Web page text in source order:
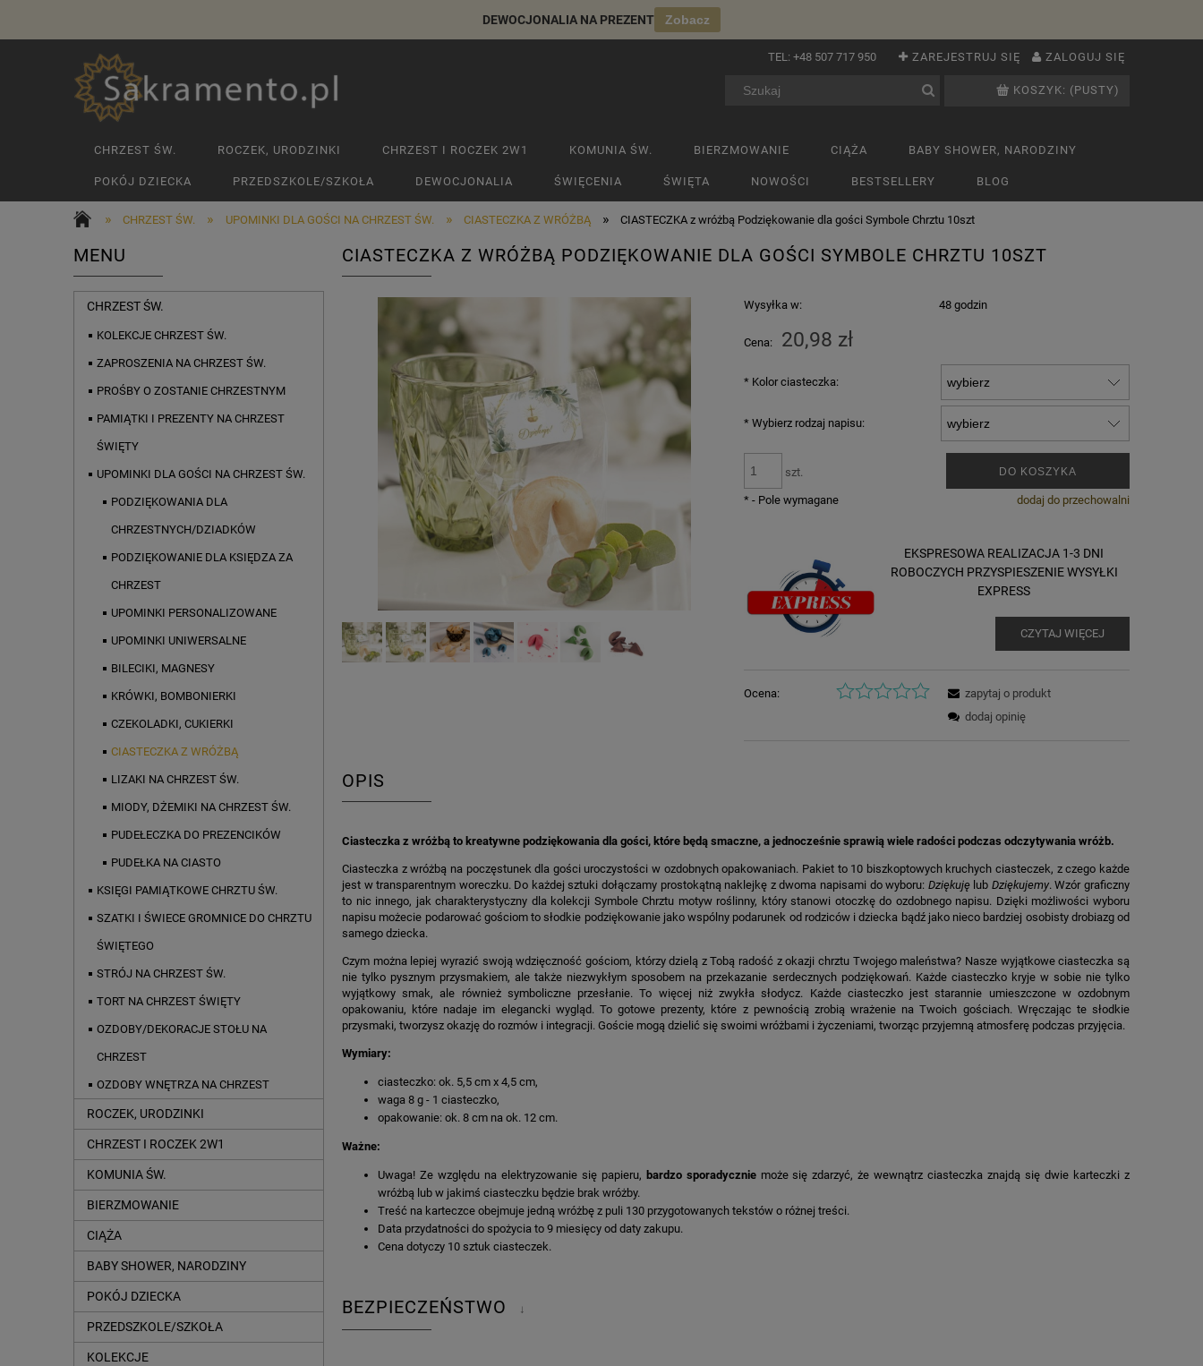
DEWOCJONALIA NA PREZENT Zobacz
ZAREJESTRUJ SIĘ ZALOGUJ SIĘ
TEL: +48 507 717 950
KOSZYK: (PUSTY)
CHRZEST ŚW. ROCZEK, URODZINKI CHRZEST I ROCZEK 2W1 KOMUNIA ŚW. BIERZMOWANIE CIĄŻA BABY SHOWER, NARODZINY
POKÓJ DZIECKA PRZEDSZKOLE/SZKOŁA DEWOCJONALIA ŚWIĘCENIA ŚWIĘTA NOWOŚCI BESTSELLERY BLOG
» CHRZEST ŚW. » UPOMINKI DLA GOŚCI NA CHRZEST ŚW. » CIASTECZKA Z WRÓŻBĄ » CIASTECZKA z wróżbą Podziękowanie dla gości Symbole Chrztu 10szt
MENU
CHRZEST ŚW.
KOLEKCJE CHRZEST ŚW.
ZAPROSZENIA NA CHRZEST ŚW.
PROŚBY O ZOSTANIE CHRZESTNYM
PAMIĄTKI I PREZENTY NA CHRZEST
ŚWIĘTY
UPOMINKI DLA GOŚCI NA CHRZEST ŚW.
PODZIĘKOWANIA DLA
CHRZESTNYCH/DZIADKÓW
PODZIĘKOWANIE DLA KSIĘDZA ZA
CHRZEST
UPOMINKI PERSONALIZOWANE
UPOMINKI UNIWERSALNE
BILECIKI, MAGNESY
KRÓWKI, BOMBONIERKI
CZEKOLADKI, CUKIERKI
CIASTECZKA Z WRÓŻBĄ
LIZAKI NA CHRZEST ŚW.
MIODY, DŻEMIKI NA CHRZEST ŚW.
PUDEŁECZKA DO PREZENCIKÓW
PUDEŁKA NA CIASTO
KSIĘGI PAMIĄTKOWE CHRZTU ŚW.
SZATKI I ŚWIECE GROMNICE DO CHRZTU
ŚWIĘTEGO
STRÓJ NA CHRZEST ŚW.
TORT NA CHRZEST ŚWIĘTY
OZDOBY/DEKORACJE STOŁU NA
CHRZEST
OZDOBY WNĘTRZA NA CHRZEST
ROCZEK, URODZINKI
CHRZEST I ROCZEK 2W1
KOMUNIA ŚW.
BIERZMOWANIE
CIĄŻA
BABY SHOWER, NARODZINY
POKÓJ DZIECKA
PRZEDSZKOLE/SZKOŁA
KOLEKCJE
CIASTECZKA Z WRÓŻBĄ PODZIĘKOWANIE DLA GOŚCI SYMBOLE CHRZTU 10SZT
Wysyłka w: 48 godzin
Cena: 20,98 zł
* Kolor ciasteczka:
* Wybierz rodzaj napisu:
szt. DO KOSZYKA
dodaj do przechowalni
* - Pole wymagane
EKSPRESOWA REALIZACJA 1-3 DNI
ROBOCZYCH PRZYSPIESZENIE WYSYŁKI
EXPRESS
CZYTAJ WIĘCEJ
Ocena:
zapytaj o produkt
dodaj opinię
OPIS
Ciasteczka z wróżbą to kreatywne podziękowania dla gości, które będą smaczne, a jednocześnie sprawią wiele radości podczas odczytywania wróżb.
Ciasteczka z wróżbą na poczęstunek dla gości uroczystości w ozdobnych opakowaniach. Pakiet to 10 biszkoptowych kruchych ciasteczek, z czego każde
jest w transparentnym woreczku. Do każdej sztuki dołączamy prostokątną naklejkę z dwoma napisami do wyboru: Dziękujęlub Dziękujemy. Wzór graficzny
to nic innego, jak charakterystyczny dla kolekcji Symbole Chrztu motyw roślinny, który stanowi otoczkę do ozdobnego napisu. Dzięki możliwości wyboru
napisu możecie podarować gościom to słodkie podziękowanie jako wspólny podarunek od rodziców i dziecka bądź jako nieco bardziej osobisty drobiazg od
samego dziecka.
Czym można lepiej wyrazić swoją wdzięczność gościom, którzy dzielą z Tobą radość z okazji chrztu Twojego maleństwa? Nasze wyjątkowe ciasteczka są
nie tylko pysznym przysmakiem, ale także niezwykłym sposobem na przekazanie serdecznych podziękowań. Każde ciasteczko kryje w sobie nie tylko
wyjątkowy smak, ale również symboliczne przesłanie. To więcej niż zwykła słodycz. Każde ciasteczko jest starannie umieszczone w ozdobnym
opakowaniu, które nadaje im elegancki wygląd. To gotowe prezenty, które z pewnością zrobią wrażenie na Twoich gościach. Wręczając te słodkie
przysmaki, tworzysz okazję do rozmów i integracji. Goście mogą dzielić się swoimi wróżbami i życzeniami, tworząc przyjemną atmosferę podczas przyjęcia.
Wymiary:
ciasteczko: ok. 5,5 cm x 4,5 cm,
waga 8 g - 1 ciasteczko,
opakowanie: ok. 8 cm na ok. 12 cm.
Ważne:
Uwaga! Ze względu na elektryzowanie się papieru, bardzo sporadyczniemoże się zdarzyć, że wewnątrz ciasteczka znajdą się dwie karteczki z
wróżbą lub w jakimś ciasteczku będzie brak wróżby.
Treść na karteczce obejmuje jedną wróżbę z puli 130 przygotowanych tekstów o różnej treści.
Data przydatności do spożycia to 9 miesięcy od daty zakupu.
Cena dotyczy 10 sztuk ciasteczek.
BEZPIECZEŃSTWO ↓